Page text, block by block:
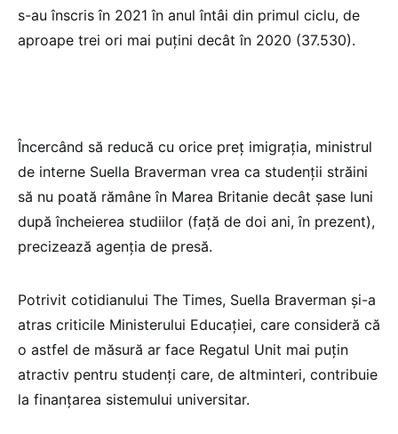
s-au înscris în 2021 în anul întâi din primul ciclu, de
aproape trei ori mai puţini decât în 2020 (37.530).
Încercând să reducă cu orice preţ imigraţia, ministrul
de interne Suella Braverman vrea ca studenţii străini
să nu poată rămâne în Marea Britanie decât şase luni
după încheierea studiilor (faţă de doi ani, în prezent),
precizează agenția de presă.
Potrivit cotidianului The Times, Suella Braverman şi-a
atras criticile Ministerului Educaţiei, care consideră că
o astfel de măsură ar face Regatul Unit mai puţin
atractiv pentru studenţi care, de altminteri, contribuie
la finanţarea sistemului universitar.